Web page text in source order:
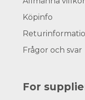
Köpinfo
Frågor och svar
For